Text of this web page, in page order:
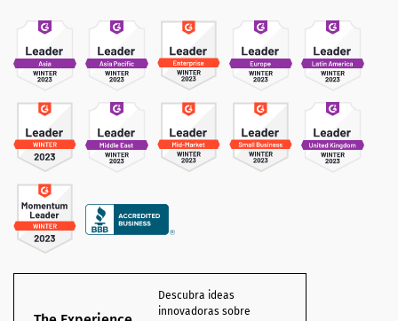
Descubra ideas
innovadoras sobre